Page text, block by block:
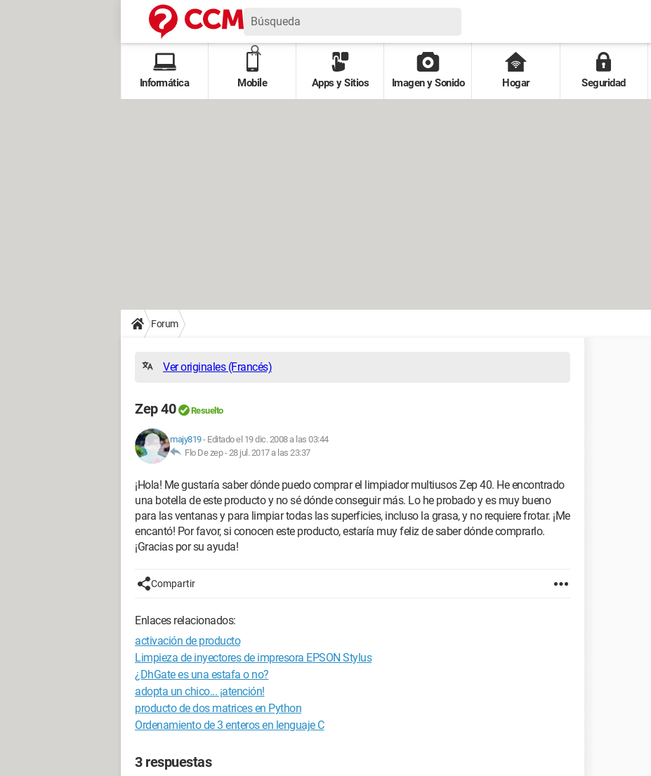
Informática Mobile Apps y Sitios Imagen y Sonido Hogar Seguridad
Forum
Ver originales (Francés)
Zep 40 Resuelto
majy819- Editado el 19 dic. 2008 a las 03:44
Flo De zep -28 jul. 2017 a las 23:37
¡Hola! Me gustaría saber dónde puedo comprar el limpiador multiusos Zep 40. He encontrado
una botella de este producto y no sé dónde conseguir más. Lo he probado y es muy bueno
para las ventanas y para limpiar todas las superficies, incluso la grasa, y no requiere frotar. ¡Me
encantó! Por favor, si conocen este producto, estaría muy feliz de saber dónde comprarlo.
¡Gracias por su ayuda!
Compartir
Enlaces relacionados:
activación de producto
Limpieza de inyectores de impresora EPSON Stylus
¿DhGate es una estafa o no?
adopta un chico... ¡atención!
producto de dos matrices en Python
Ordenamiento de 3 enteros en lenguaje C
3 respuestas